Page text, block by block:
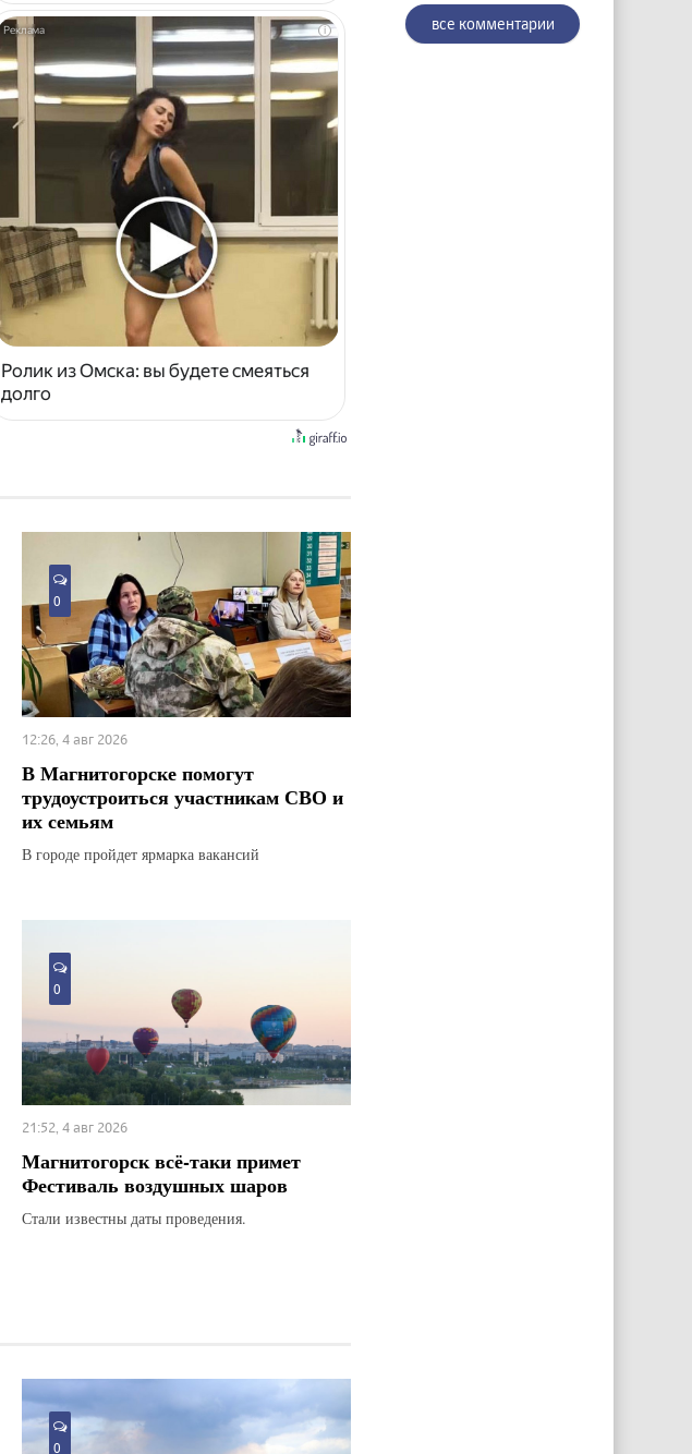
i
Ролик из Омска: вы будете смеяться
долго
0
12:26, 4 авг 2026
В Магнитогорске помогут
трудоустроиться участникам СВО и
их семьям
В городе пройдет ярмарка вакансий
0
21:52, 4 авг 2026
Магнитогорск всё-таки примет
Фестиваль воздушных шаров
Стали известны даты проведения.
0
все комментарии